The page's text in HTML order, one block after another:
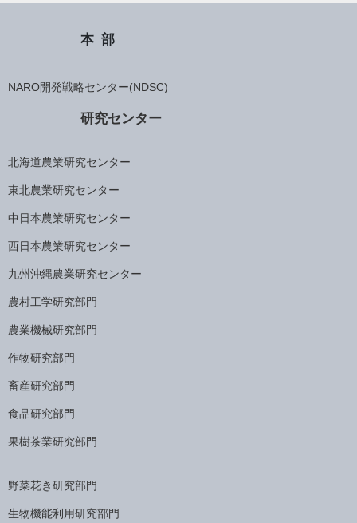
本部
NARO開発戦略センター(NDSC)
研究センター
北海道農業研究センター
東北農業研究センター
中日本農業研究センター
西日本農業研究センター
九州沖縄農業研究センター
農村工学研究部門
農業機械研究部門
作物研究部門
畜産研究部門
食品研究部門
果樹茶業研究部門
野菜花き研究部門
生物機能利用研究部門